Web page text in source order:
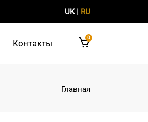
UK| RU
Контакты
0
Главная